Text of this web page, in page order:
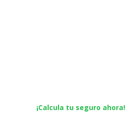
¡Calcula tu seguro ahora!